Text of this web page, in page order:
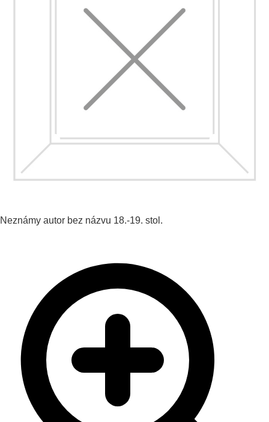
Neznámy autor bez názvu 18.-19. stol.